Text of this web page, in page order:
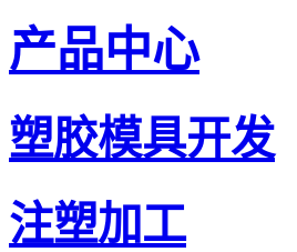
产品中心
塑胶模具开发
注塑加工